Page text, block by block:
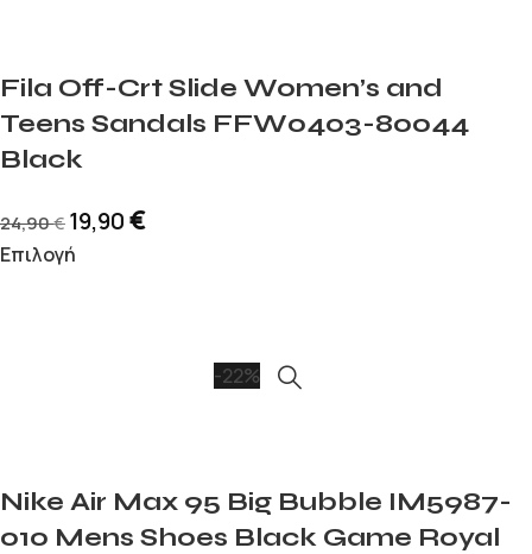
Fila Off-Crt Slide Women’s and
Teens Sandals FFW0403-80044
Black
24,90€ 19,90€
Επιλογή
-22%
Nike Air Max 95 Big Bubble IM5987-
010 Mens Shoes Black Game Royal